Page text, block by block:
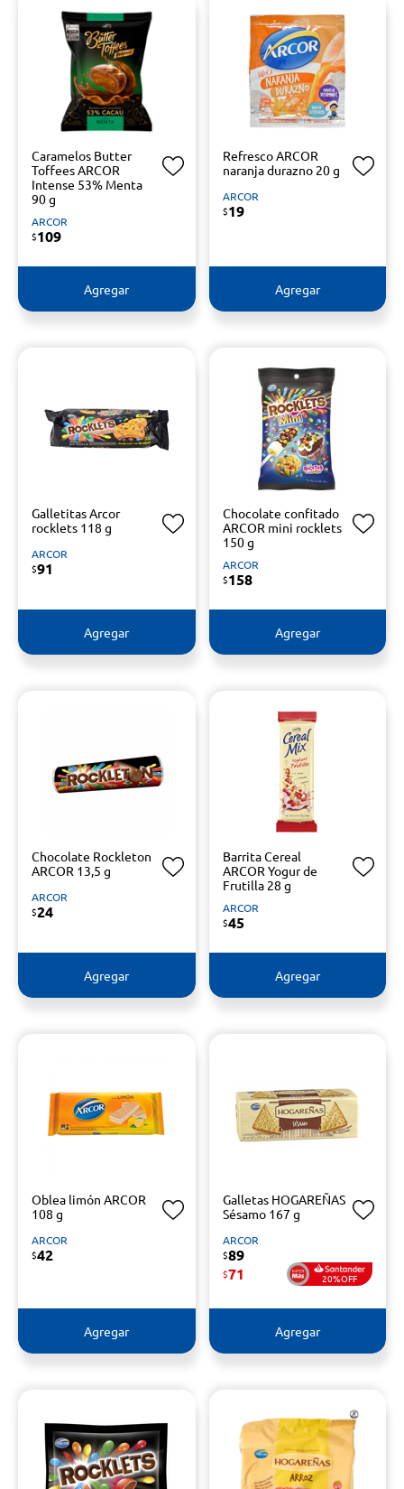
Caramelos Butter
Toffees ARCOR
Intense 53% Menta
90 g
ARCOR
$109
Agregar
Refresco ARCOR
naranja durazno 20 g
ARCOR
$19
Agregar
Galletitas Arcor
rocklets 118 g
ARCOR
$91
Agregar
Chocolate confitado
ARCOR mini rocklets
150 g
ARCOR
$158
Agregar
Chocolate Rockleton
ARCOR 13,5 g
ARCOR
$24
Agregar
Barrita Cereal
ARCOR Yogur de
Frutilla 28 g
ARCOR
$45
Agregar
Oblea limón ARCOR
108 g
ARCOR
$42
Agregar
Galletas HOGAREÑAS
Sésamo 167 g
ARCOR
$89
$71 20%OFF
Agregar